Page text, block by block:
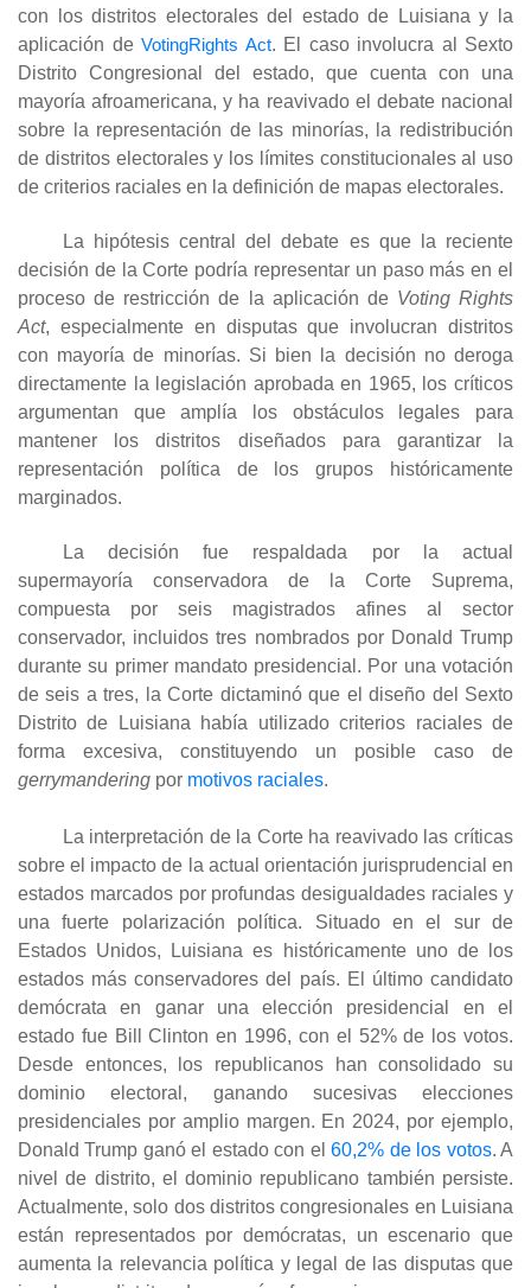
con los distritos electorales del estado de Luisiana y la
aplicación de VotingRights Act. El caso involucra al Sexto
Distrito Congresional del estado, que cuenta con una
mayoría afroamericana, y ha reavivado el debate nacional
sobre la representación de las minorías, la redistribución
de distritos electorales y los límites constitucionales al uso
de criterios raciales en la definición de mapas electorales.
La hipótesis central del debate es que la reciente
decisión de la Corte podría representar un paso más en el
proceso de restricción de la aplicación de Voting Rights
Act, especialmente en disputas que involucran distritos
con mayoría de minorías. Si bien la decisión no deroga
directamente la legislación aprobada en 1965, los críticos
argumentan que amplía los obstáculos legales para
mantener los distritos diseñados para garantizar la
representación política de los grupos históricamente
marginados.
La decisión fue respaldada por la actual
supermayoría conservadora de la Corte Suprema,
compuesta por seis magistrados afines al sector
conservador, incluidos tres nombrados por Donald Trump
durante su primer mandato presidencial. Por una votación
de seis a tres, la Corte dictaminó que el diseño del Sexto
Distrito de Luisiana había utilizado criterios raciales de
forma excesiva, constituyendo un posible caso de
gerrymandering por motivos raciales.
La interpretación de la Corte ha reavivado las críticas
sobre el impacto de la actual orientación jurisprudencial en
estados marcados por profundas desigualdades raciales y
una fuerte polarización política. Situado en el sur de
Estados Unidos, Luisiana es históricamente uno de los
estados más conservadores del país. El último candidato
demócrata en ganar una elección presidencial en el
estado fue Bill Clinton en 1996, con el 52% de los votos.
Desde entonces, los republicanos han consolidado su
dominio electoral, ganando sucesivas elecciones
presidenciales por amplio margen. En 2024, por ejemplo,
Donald Trump ganó el estado con el60,2% de los votos. A
nivel de distrito, el dominio republicano también persiste.
Actualmente, solo dos distritos congresionales en Luisiana
están representados por demócratas, un escenario que
aumenta la relevancia política y legal de las disputas que